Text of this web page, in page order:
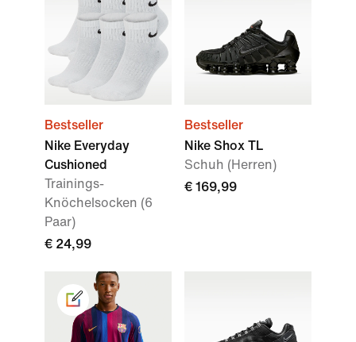
Bestseller
Nike Everyday
Cushioned
Trainings-
Knöchelsocken (6
Paar)
€ 24,99
Bestseller
Nike Shox TL
Schuh (Herren)
€ 169,99